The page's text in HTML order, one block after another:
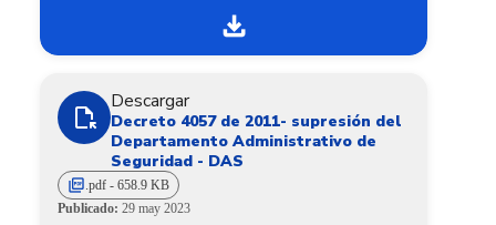
download
file_open
Descargar
Decreto 4057 de 2011- supresión del
Departamento Administrativo de
Seguridad - DAS
picture_as_pdf.pdf - 658.9 KB
Publicado: 29 may 2023